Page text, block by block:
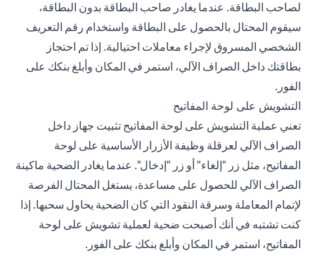
لصاحب البطاقة. عندما يغادر صاحب البطاقة بدون البطاقة،
سيقوم المحتال بالحصول على البطاقة واستخدام رقم التعريف
الشخصي المسروق لإجراء معاملات احتيالية. إذا تم احتجاز
بطاقتك داخل الصراف الآلي، استمر في المكان وأبلغ بنكك على
الفور.
التشويش على لوحة المفاتيح
تعني عملية التشويش على لوحة المفاتيح تثبيت جهاز داخل
الصراف الآلي لعرقلة وظيفة الأزرار الأساسية على لوحة
المفاتيح، مثل زر "إلغاء" أو زر "إدخال". عندما يغادر الضحية ماكينة
الصراف الآلي للحصول على مساعدة، يستغل المحتال الفرصة
لإتمام المعاملة وسرقة النقود التي كان الضحية يحاول سحبها. إذا
كنت تشتبه في أنك أصبحت ضحية لعملية تشويش على لوحة
المفاتيح، استمر في المكان وأبلغ بنكك على الفور.